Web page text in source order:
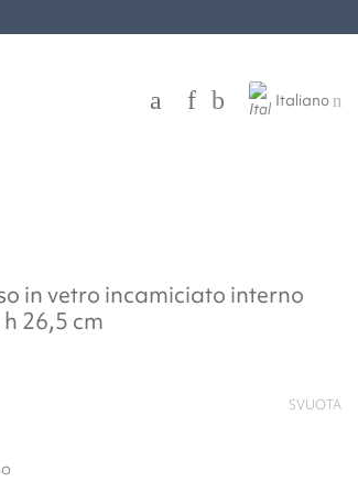
Italiano
in vetro incamiciato interno
26,5 cm
SVUOTA